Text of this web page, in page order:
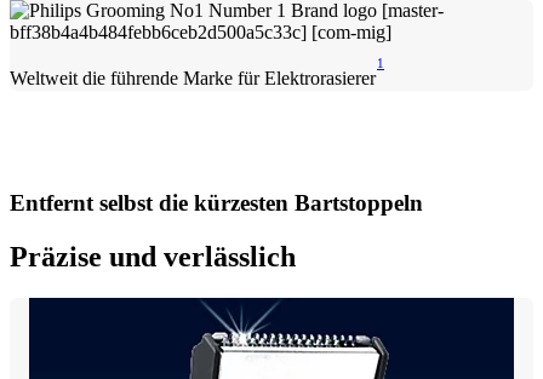
Weltweit die führende Marke für Elektrorasierer
1
Entfernt selbst die kürzesten Bartstoppeln
Präzise und verlässlich